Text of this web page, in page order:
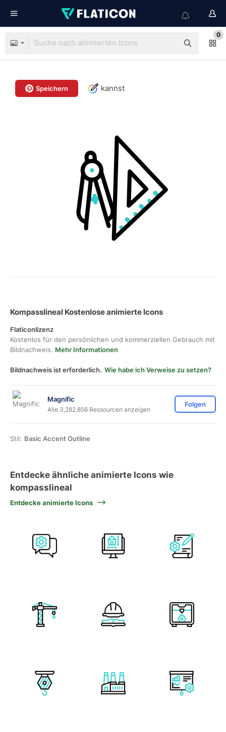
0
Speichern kannst
Kompasslineal Kostenlose animierte Icons
Flaticonlizenz
Kostenlos für den persönlichen und kommerziellen Gebrauch mit
Bildnachweis. Mehr Informationen
Bildnachweis ist erforderlich. Wie habe ich Verweise zu setzen?
Magnific
Alle 3,282,856 Ressourcen anzeigen
Folgen
Stil: Basic Accent Outline
Entdecke ähnliche animierte Icons wie
kompasslineal
Entdecke animierte Icons